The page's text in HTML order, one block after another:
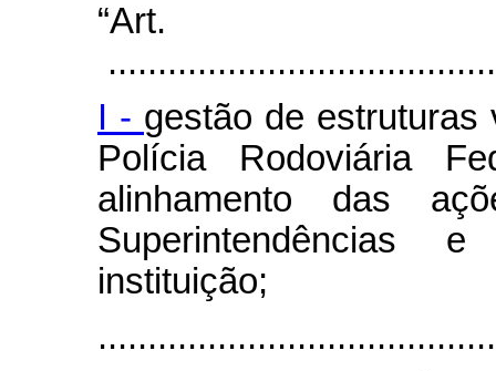
I - gestão de estruturas
Polícia Rodoviária
alinhamento das
Superintendências
instituição;